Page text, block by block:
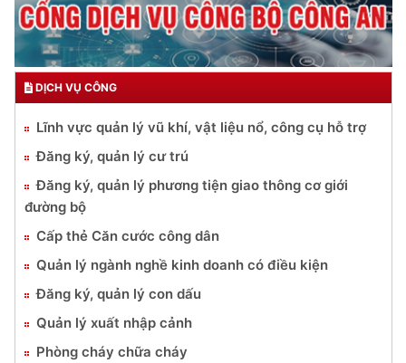
DỊCH VỤ CÔNG
Lĩnh vực quản lý vũ khí, vật liệu nổ, công cụ hỗ trợ
Đăng ký, quản lý cư trú
Đăng ký, quản lý phương tiện giao thông cơ giới
đường bộ
Cấp thẻ Căn cước công dân
Quản lý ngành nghề kinh doanh có điều kiện
Đăng ký, quản lý con dấu
Quản lý xuất nhập cảnh
Phòng cháy chữa cháy